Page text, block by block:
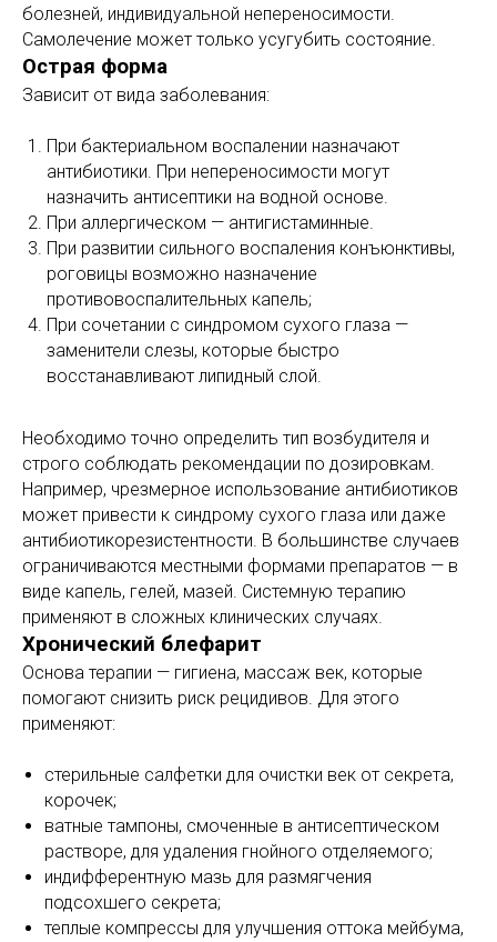
болезней, индивидуальной непереносимости.
Самолечение может только усугубить состояние.
Острая форма
Зависит от вида заболевания:
При бактериальном воспалении назначают
антибиотики. При непереносимости могут
назначить антисептики на водной основе.
При аллергическом — антигистаминные.
При развитии сильного воспаления конъюнктивы,
роговицы возможно назначение
противовоспалительных капель;
При сочетании с синдромом сухого глаза —
заменители слезы, которые быстро
восстанавливают липидный слой.
Необходимо точно определить тип возбудителя и
строго соблюдать рекомендации по дозировкам.
Например, чрезмерное использование антибиотиков
может привести к синдрому сухого глаза или даже
антибиотикорезистентности. В большинстве случаев
ограничиваются местными формами препаратов — в
виде капель, гелей, мазей. Системную терапию
применяют в сложных клинических случаях.
Хронический блефарит
Основа терапии — гигиена, массаж век, которые
помогают снизить риск рецидивов. Для этого
применяют:
стерильные салфетки для очистки век от секрета,
корочек;
ватные тампоны, смоченные в антисептическом
растворе, для удаления гнойного отделяемого;
индифферентную мазь для размягчения
подсохшего секрета;
теплые компрессы для улучшения оттока мейбума,